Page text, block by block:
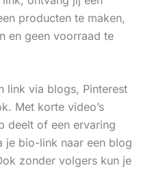
producten te maken,
en geen voorraad te
link via blogs, Pinterest
Met korte video’s
deelt of een ervaring
je bio-link naar een blog
zonder volgers kun je